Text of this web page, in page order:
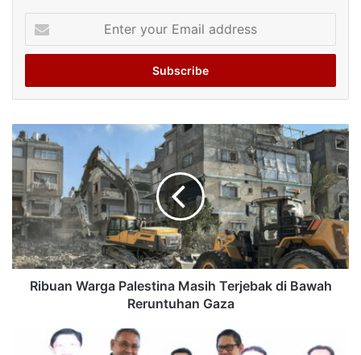
your
Email
Ribuan Warga Palestina Masih Terjebak di Bawah
Reruntuhan Gaza